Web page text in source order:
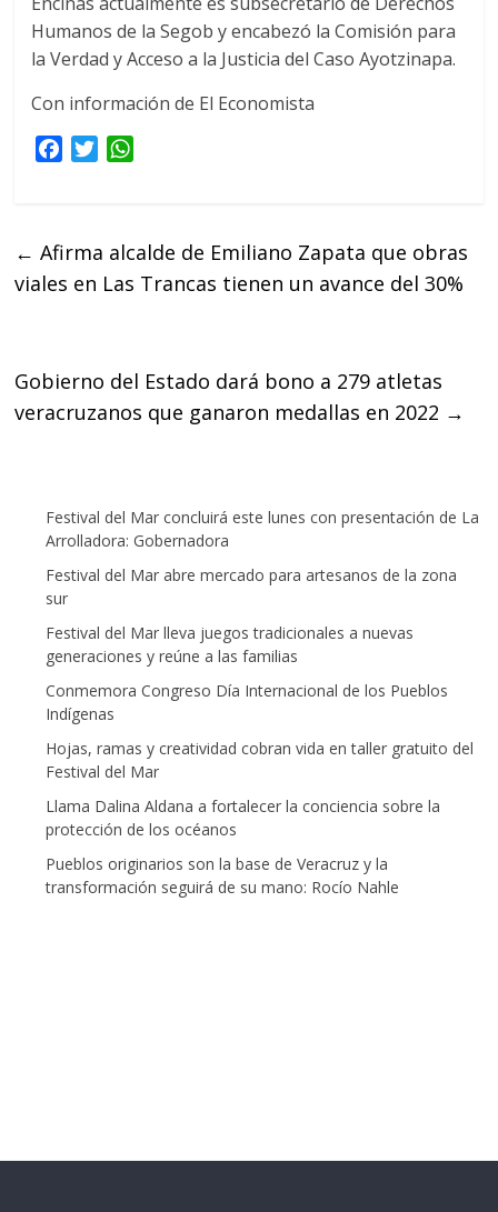
Humanos de la Segob y encabezó la Comisión para
la Verdad y Acceso a la Justicia del Caso Ayotzinapa.
Con información de El Economista
b
o
T
t
e
s
A
← Afirma alcalde de Emiliano Zapata que obras
viales en Las Trancas tienen un avance del 30%
Gobierno del Estado dará bono a 279 atletas
veracruzanos que ganaron medallas en 2022 →
Festival del Mar concluirá este lunes con presentación de La
Arrolladora: Gobernadora
Festival del Mar abre mercado para artesanos de la zona
sur
Festival del Mar lleva juegos tradicionales a nuevas
generaciones y reúne a las familias
Conmemora Congreso Día Internacional de los Pueblos
Indígenas
Hojas, ramas y creatividad cobran vida en taller gratuito del
Festival del Mar
Llama Dalina Aldana a fortalecer la conciencia sobre la
protección de los océanos
Pueblos originarios son la base de Veracruz y la
transformación seguirá de su mano: Rocío Nahle